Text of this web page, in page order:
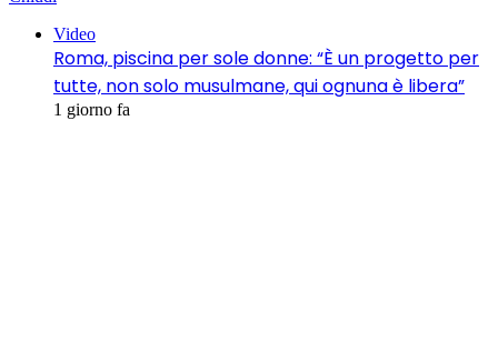
Video
Roma, piscina per sole donne: “È un progetto per
tutte, non solo musulmane, qui ognuna è libera”
1 giorno fa